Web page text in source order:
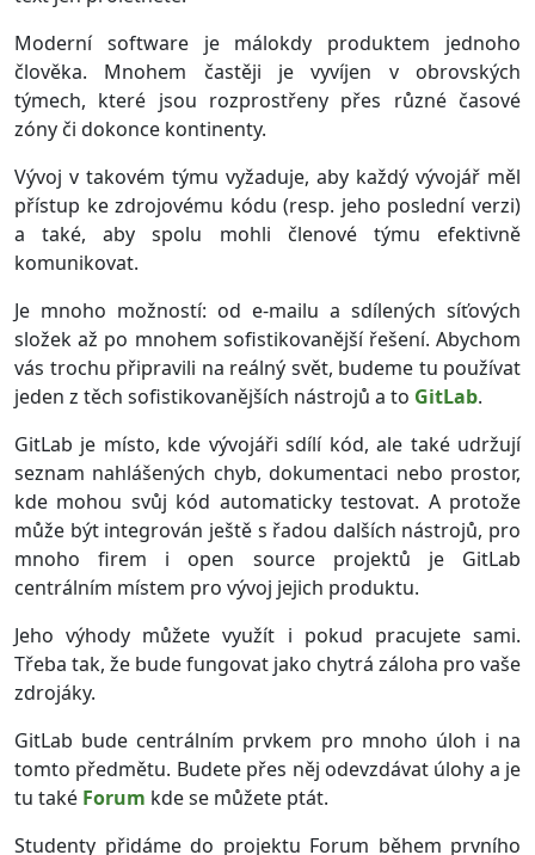
Moderní software je málokdy produktem jednoho
člověka. Mnohem častěji je vyvíjen v obrovských
týmech, které jsou rozprostřeny přes různé časové
zóny či dokonce kontinenty.
Vývoj v takovém týmu vyžaduje, aby každý vývojář měl
přístup ke zdrojovému kódu (resp. jeho poslední verzi)
a také, aby spolu mohli členové týmu efektivně
komunikovat.
Je mnoho možností: od e-mailu a sdílených síťových
složek až po mnohem sofistikovanější řešení. Abychom
vás trochu připravili na reálný svět, budeme tu používat
jeden z těch sofistikovanějších nástrojů a to GitLab.
GitLab je místo, kde vývojáři sdílí kód, ale také udržují
seznam nahlášených chyb, dokumentaci nebo prostor,
kde mohou svůj kód automaticky testovat. A protože
může být integrován ještě s řadou dalších nástrojů, pro
mnoho firem i open source projektů je GitLab
centrálním místem pro vývoj jejich produktu.
Jeho výhody můžete využít i pokud pracujete sami.
Třeba tak, že bude fungovat jako chytrá záloha pro vaše
zdrojáky.
GitLab bude centrálním prvkem pro mnoho úloh i na
tomto předmětu. Budete přes něj odevzdávat úlohy a je
tu také Forum kde se můžete ptát.
Studenty přidáme do projektu Forum během prvního